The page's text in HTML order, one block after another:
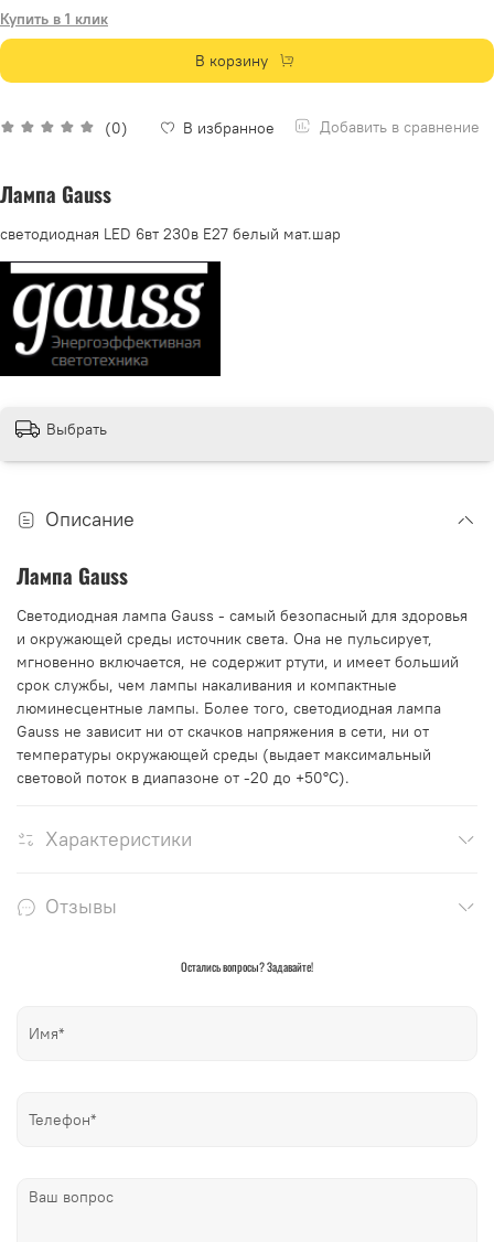
(0) В избранное Добавить в сравнение
Купить в 1 клик
В корзину
Лампа Gauss
светодиодная LED 6вт 230в Е27 белый мат.шар
Выбрать
Описание
Лампа Gauss
Светодиодная лампа Gauss - самый безопасный для здоровья
и окружающей среды источник света. Она не пульсирует,
мгновенно включается, не содержит ртути, и имеет больший
срок службы, чем лампы накаливания и компактные
люминесцентные лампы. Более того, светодиодная лампа
Gauss не зависит ни от скачков напряжения в сети, ни от
температуры окружающей среды (выдает максимальный
световой поток в диапазоне от -20 до +50°С).
Характеристики
Отзывы
Остались вопросы? Задавайте!